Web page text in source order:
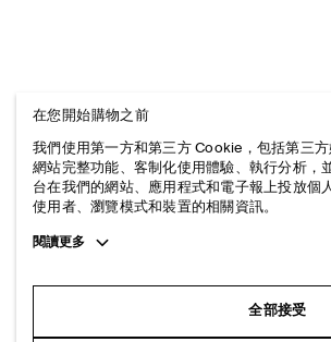
在您開始購物之前
我們使用第一方和第三方 Cookie，包括第三
網站完整功能、客制化使用體驗、執行分析，
台在我們的網站、應用程式和電子報上投放個
使用者、瀏覽模式和裝置的相關資訊。
Toggle
閱讀更多
全部接受